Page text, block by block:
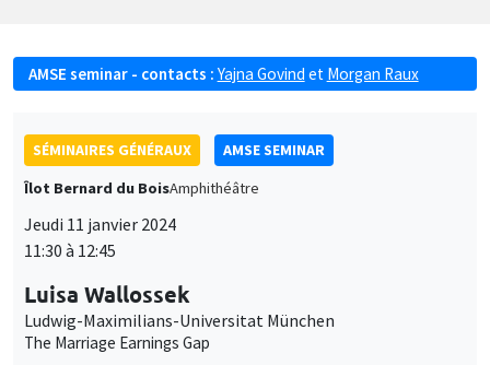
AMSE seminar - contacts : Yajna Govind et Morgan Raux
SÉMINAIRES GÉNÉRAUX
AMSE SEMINAR
Îlot Bernard du BoisAmphithéâtre
Jeudi 11 janvier 2024
11:30 à 12:45
Luisa Wallossek
Ludwig-Maximilians-Universitat München
The Marriage Earnings Gap